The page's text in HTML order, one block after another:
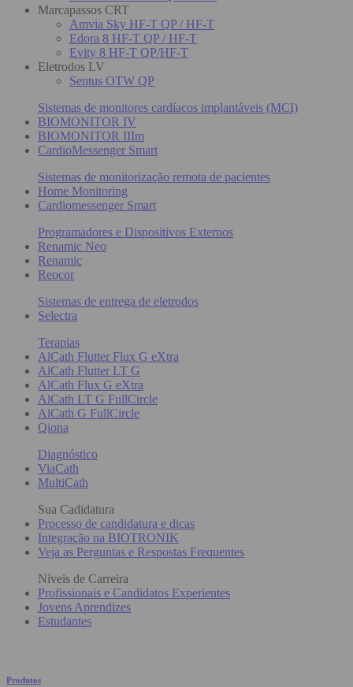
Marcapassos CRT
Amvia Sky HF-T QP / HF-T
Edora 8 HF-T QP / HF-T
Evity 8 HF-T QP/HF-T
Eletrodos LV
Sentus OTW QP
Sistemas de monitores cardíacos implantáveis (MCI)
BIOMONITOR IV
BIOMONITOR IIIm
CardioMessenger Smart
Sistemas de monitorização remota de pacientes
Home Monitoring
Cardiomessenger Smart
Programadores e Dispositivos Externos
Renamic Neo
Renamic
Reocor
Sistemas de entrega de eletrodos
Selectra
Terapias
AlCath Flutter Flux G eXtra
AlCath Flutter LT G
AlCath Flux G eXtra
AlCath LT G FullCircle
AlCath G FullCircle
Qiona
Diagnóstico
ViaCath
MultiCath
Sua Cadidatura
Processo de candidatura e dicas
Integração na BIOTRONIK
Veja as Perguntas e Respostas Frequentes
Níveis de Carreira
Profissionais e Candidatos Experientes
Jovens Aprendizes
Estudantes
Produtos